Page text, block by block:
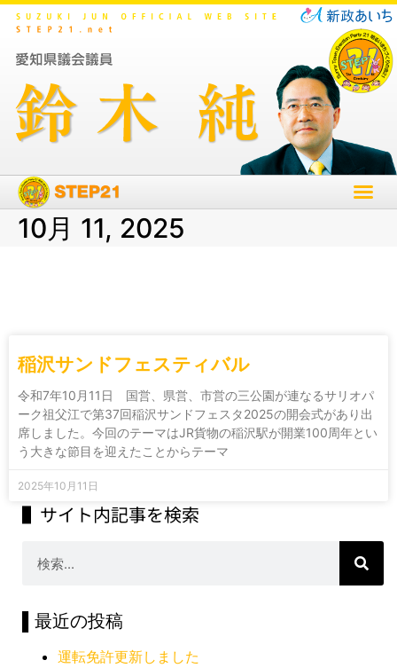
10月 11, 2025
稲沢サンドフェスティバル
令和7年10月11日 国営、県営、市営の三公園が連なるサリオパ
ーク祖父江で第37回稲沢サンドフェスタ2025の開会式があり出
席しました。今回のテーマはJR貨物の稲沢駅が開業100周年とい
う大きな節目を迎えたことからテーマ
2025年10月11日
▌サイト内記事を検索
▌最近の投稿
運転免許更新しました